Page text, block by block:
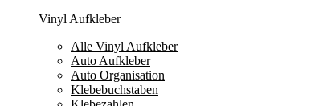
Vinyl Aufkleber
Alle Vinyl Aufkleber
Auto Aufkleber
Auto Organisation
Klebebuchstaben